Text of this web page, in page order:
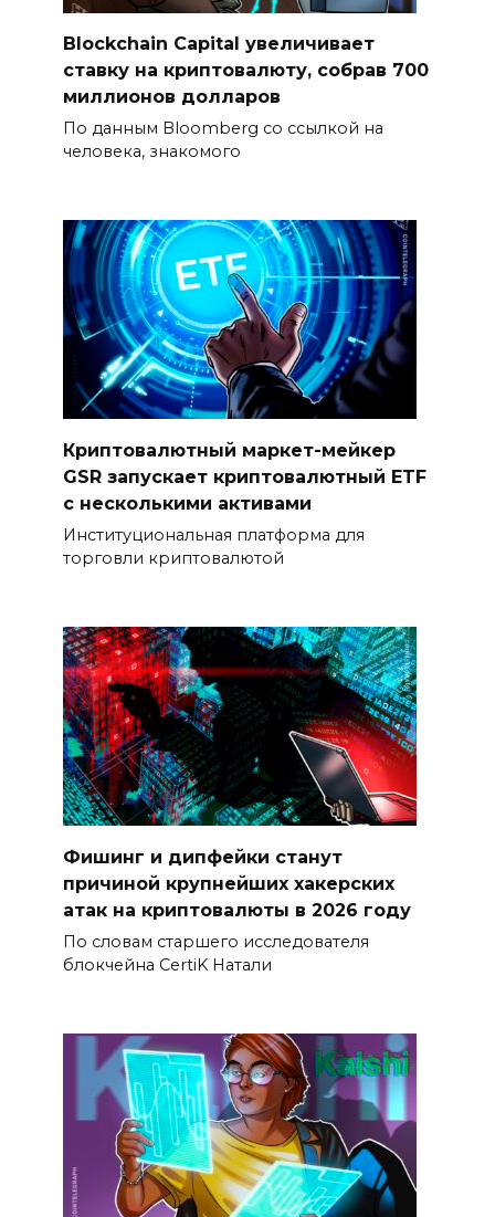
Blockchain Capital увеличивает
ставку на криптовалюту, собрав 700
миллионов долларов
По данным Bloomberg со ссылкой на
человека, знакомого
Криптовалютный маркет-мейкер
GSR запускает криптовалютный ETF
с несколькими активами
Институциональная платформа для
торговли криптовалютой
Фишинг и дипфейки станут
причиной крупнейших хакерских
атак на криптовалюты в 2026 году
По словам старшего исследователя
блокчейна CertiK Натали